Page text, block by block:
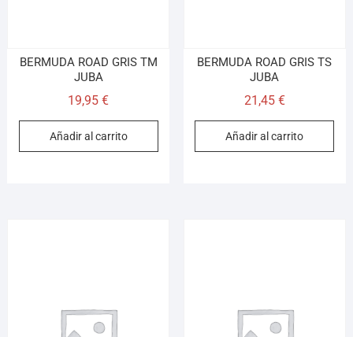
BERMUDA ROAD GRIS TM
JUBA
19,95€
Añadir al carrito
BERMUDA ROAD GRIS TS
JUBA
21,45 €
Añadir al carrito